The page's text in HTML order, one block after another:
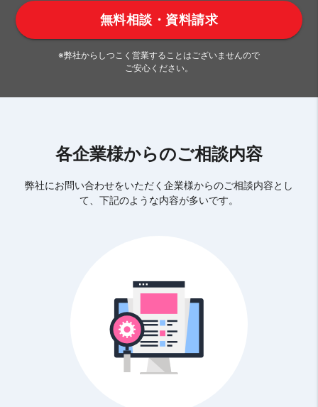
無料相談・資料請求
※弊社からしつこく営業することはございませんので
ご安心ください。
各企業様からのご相談内容
弊社にお問い合わせをいただく企業様からのご相談内容とし
て、下記のような内容が多いです。